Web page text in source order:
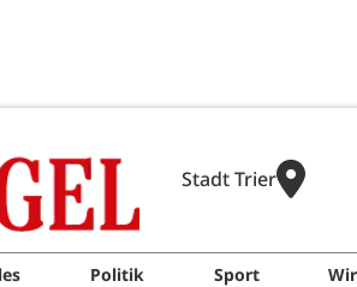
Stadt Trier
Politik Sport